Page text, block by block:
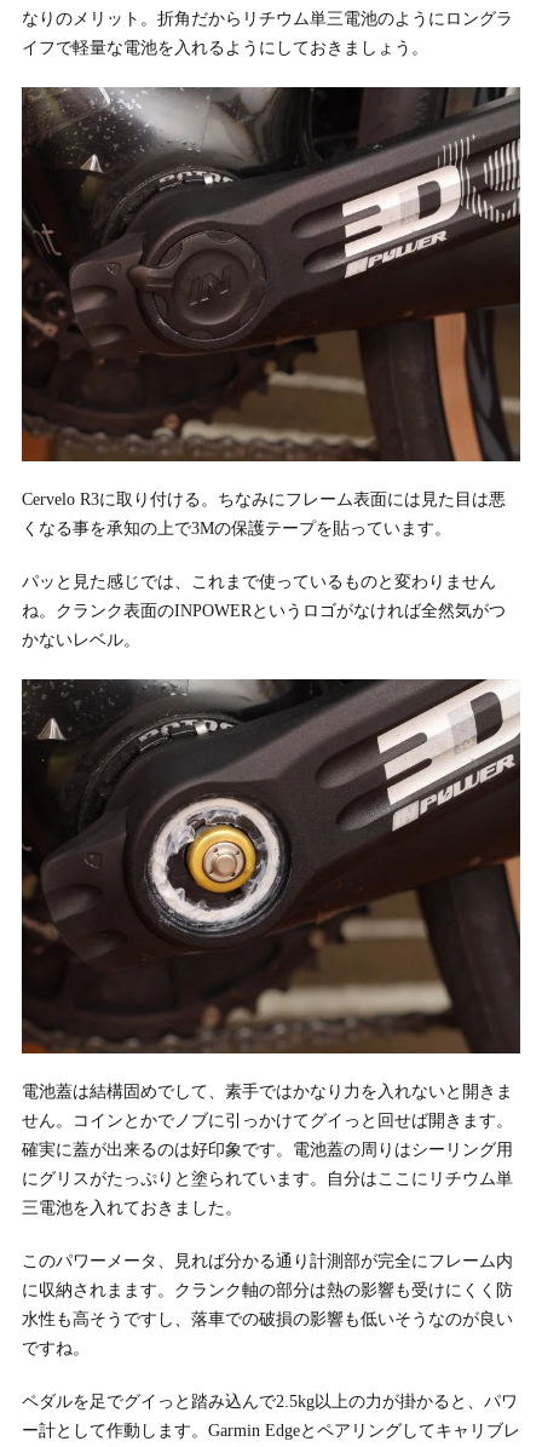
なりのメリット。折角だからリチウム単三電池のようにロングラ
イフで軽量な電池を入れるようにしておきましょう。
Cervelo R3に取り付ける。ちなみにフレーム表面には見た目は悪
くなる事を承知の上で3Mの保護テープを貼っています。
パッと見た感じでは、これまで使っているものと変わりません
ね。クランク表面のINPOWERというロゴがなければ全然気がつ
かないレベル。
電池蓋は結構固めでして、素手ではかなり力を入れないと開きま
せん。コインとかでノブに引っかけてグイっと回せば開きます。
確実に蓋が出来るのは好印象です。電池蓋の周りはシーリング用
にグリスがたっぷりと塗られています。自分はここにリチウム単
三電池を入れておきました。
このパワーメータ、見れば分かる通り計測部が完全にフレーム内
に収納されまます。クランク軸の部分は熱の影響も受けにくく防
水性も高そうですし、落車での破損の影響も低いそうなのが良い
ですね。
ペダルを足でグイっと踏み込んで2.5kg以上の力が掛かると、パワ
ー計として作動します。Garmin Edgeとペアリングしてキャリブレ